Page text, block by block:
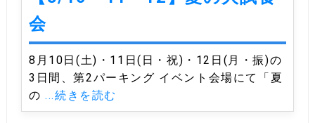
会
8月10日(土)・11日(日・祝)・12日(月・振)の
3日間、第2パーキング イベント会場にて「夏
の ...続きを読む